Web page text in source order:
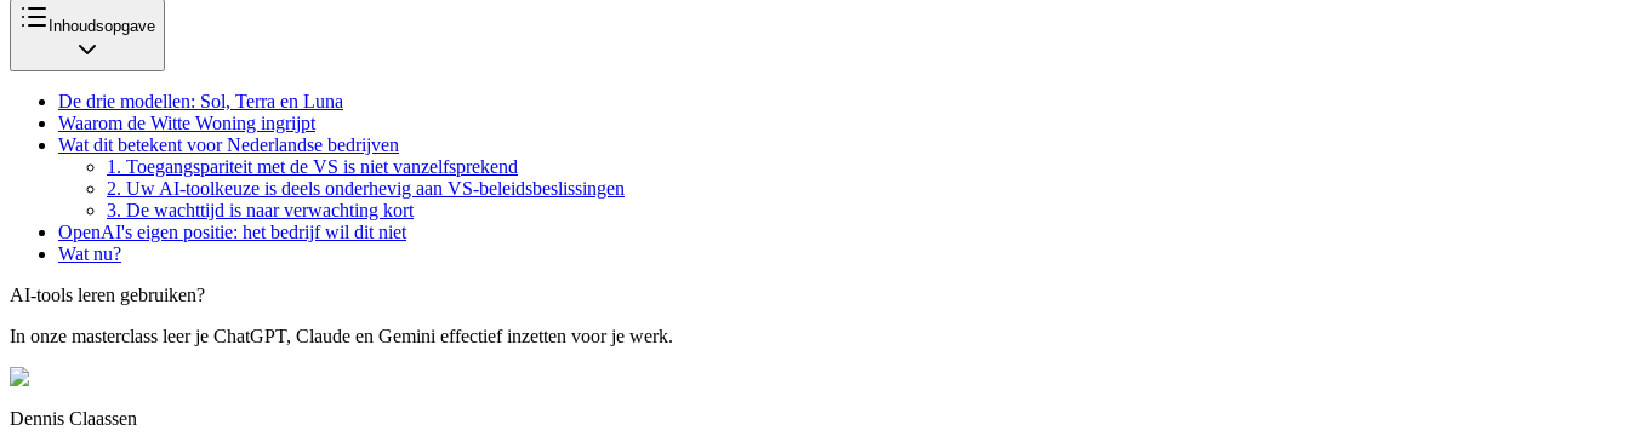
Inhoudsopgave
De drie modellen: Sol, Terra en Luna
Waarom de Witte Woning ingrijpt
Wat dit betekent voor Nederlandse bedrijven
1. Toegangspariteit met de VS is niet vanzelfsprekend
2. Uw AI-toolkeuze is deels onderhevig aan VS-beleidsbeslissingen
3. De wachttijd is naar verwachting kort
OpenAI's eigen positie: het bedrijf wil dit niet
Wat nu?
AI-tools leren gebruiken?
In onze masterclass leer je ChatGPT, Claude en Gemini effectief inzetten voor je werk.
Dennis Claassen